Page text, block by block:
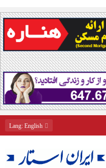
Lang: English